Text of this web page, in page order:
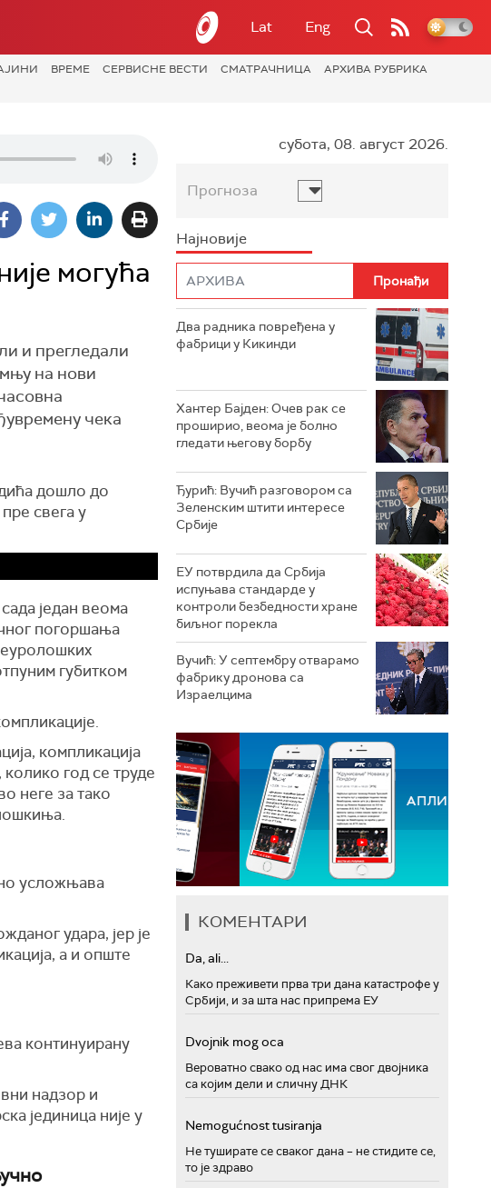
Lat Eng
ВРЕМЕ СЕРВИСНЕ ВЕСТИ СМАТРАЧНИЦА
АРХИВА РУБРИКА
могућа
и прегледали
на нови
чека
дошло до
свега у
један веома
погоршања
губитком
компликација
год се труде
неге за тако
усложњава
удара, јер је
а и опште
континуирану
надзор и
јединица није у
субота, 08. август 2026.
Прогноза
Најновије
Два радника повређена у
фабрици у Кикинди
Хантер Бајден: Очев рак се
проширио, веома је болно
гледати његову борбу
Ђурић: Вучић разговором са
Зеленским штити интересе
Србије
ЕУ потврдила да Србија
испуњава стандарде у
контроли безбедности хране
биљног порекла
Вучић: У септембру отварамо
фабрику дронова са
Израелцима
КОМЕНТАРИ
Da, ali...
Како преживети прва три дана катастрофе у
Србији, и за шта нас припрема ЕУ
Dvojnik mog oca
Вероватно свако од нас има свог двојника
са којим дели и сличну ДНК
Nemogućnost tusiranja
Не туширате се сваког дана – не стидите се,
то је здраво